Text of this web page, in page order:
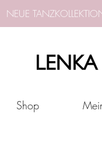
NEUE
Shop